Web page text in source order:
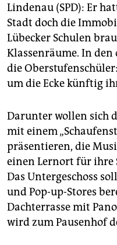
Lindenau (SPD): Er
Stadt doch die
Lübecker Schulen
Klassenräume. In
die
um die Ecke künftig
Darunter wollen sich
mit einem
präsentieren, die
einen Lernort für ihre
Das Untergeschoss
und Pop-up-Stores
Dachterrasse mit
wird zum Pausenhof